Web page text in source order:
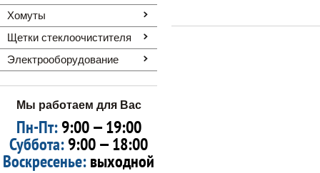
Хомуты
Щетки стеклоочистителя
Электрооборудование
Мы работаем для Вас
Пн-Пт:9:00 — 19:00
Суббота:9:00 — 18:00
Воскресенье:выходной